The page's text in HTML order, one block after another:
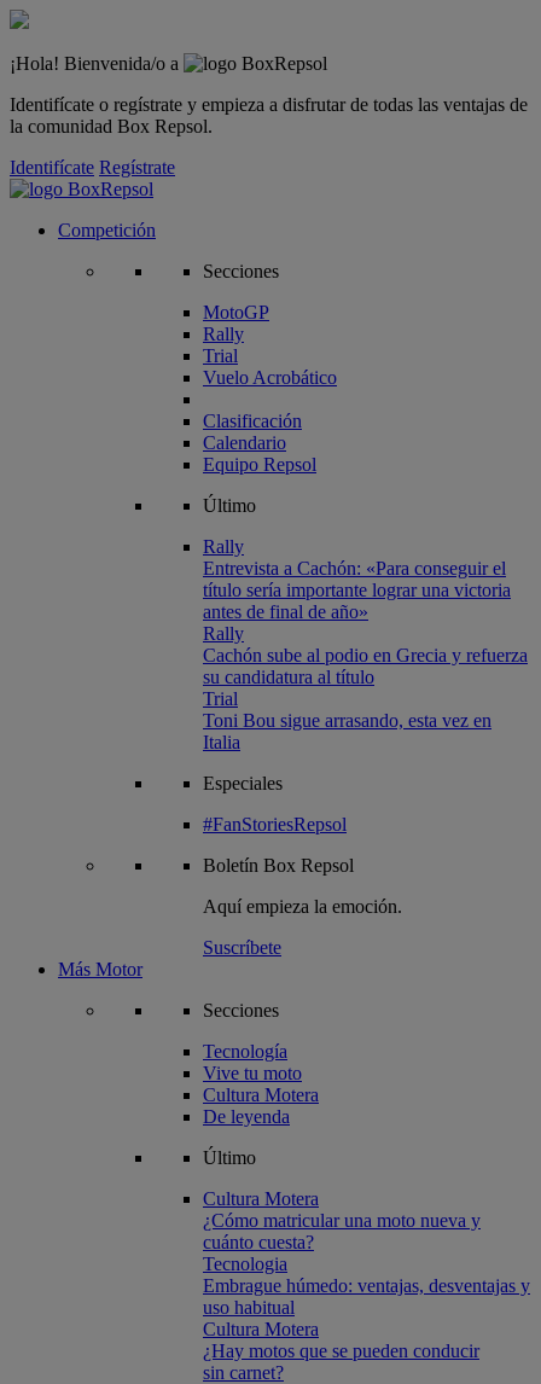
¡Hola! Bienvenida/o a
Identifícate o regístrate y empieza a disfrutar de todas las ventajas de
la comunidad Box Repsol.
Identifícate Regístrate
Competición
Secciones
MotoGP
Rally
Trial
Vuelo Acrobático
Clasificación
Calendario
Equipo Repsol
Último
Rally
Entrevista a Cachón: «Para conseguir el
título sería importante lograr una victoria
antes de final de año»
Rally
Cachón sube al podio en Grecia y refuerza
su candidatura al título
Trial
Toni Bou sigue arrasando, esta vez en
Italia
Especiales
#FanStoriesRepsol
Boletín Box Repsol
Aquí empieza la emoción.
Suscríbete
Más Motor
Secciones
Tecnología
Vive tu moto
Cultura Motera
De leyenda
Último
Cultura Motera
¿Cómo matricular una moto nueva y
cuánto cuesta?
Tecnologia
Embrague húmedo: ventajas, desventajas y
uso habitual
Cultura Motera
¿Hay motos que se pueden conducir
sin carnet?